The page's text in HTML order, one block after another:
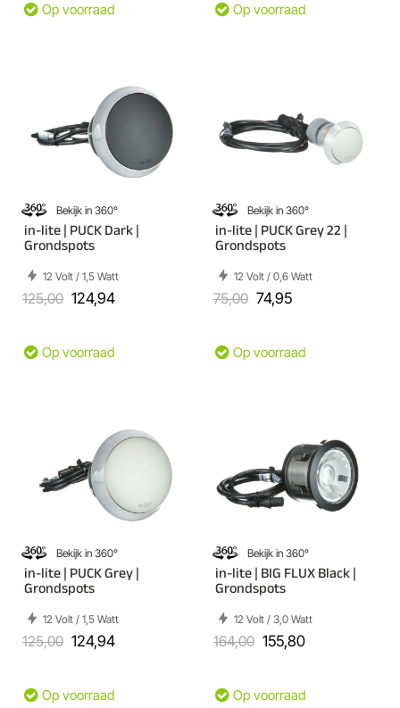
Op voorraad Op voorraad
Bekijk in 360°
in-lite | PUCK Dark |
Grondspots
12 Volt / 1,5 Watt
125,00 124,94
Op voorraad
Bekijk in 360°
in-lite | PUCK Grey 22 |
Grondspots
12 Volt / 0,6 Watt
75,00 74,95
Op voorraad
Bekijk in 360°
in-lite | PUCK Grey |
Grondspots
12 Volt / 1,5 Watt
125,00 124,94
Op voorraad
Bekijk in 360°
in-lite | BIG FLUX Black |
Grondspots
12 Volt / 3,0 Watt
164,00 155,80
Op voorraad